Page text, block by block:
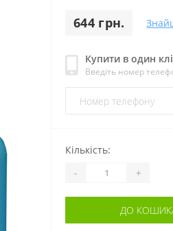
644 грн.
Купити в один
Введіть номер
Кількість:
- +
ДО